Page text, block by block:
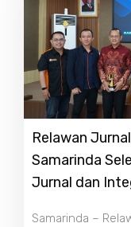
Relawan
Samarinda
Jurnal dan
Samarinda –